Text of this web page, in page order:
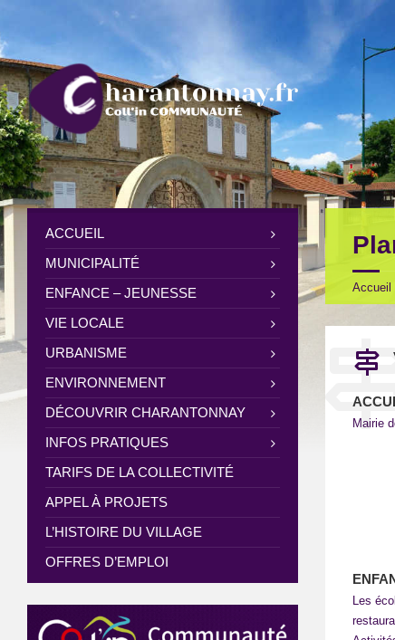
Accueil
Mairie
Les
ACCUEIL
MUNICIPALITÉ
ENFANCE – JEUNESSE
VIE LOCALE
URBANISME
ENVIRONNEMENT
DÉCOUVRIR CHARANTONNAY
INFOS PRATIQUES
TARIFS DE LA COLLECTIVITÉ
APPEL À PROJETS
L’HISTOIRE DU VILLAGE
OFFRES D’EMPLOI